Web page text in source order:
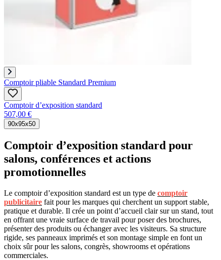
Comptoir pliable Standard Premium
Comptoir d’exposition standard
507,00 €
90x95x50
Comptoir d’exposition standard pour
salons, conférences et actions
promotionnelles
Le comptoir d’exposition standard est un type de comptoir
publicitaire fait pour les marques qui cherchent un support stable,
pratique et durable. Il crée un point d’accueil clair sur un stand, tout
en offrant une vraie surface de travail pour poser des brochures,
présenter des produits ou échanger avec les visiteurs. Sa structure
rigide, ses panneaux imprimés et son montage simple en font un
choix sûr pour les salons, congrès, showrooms et opérations
commerciales.